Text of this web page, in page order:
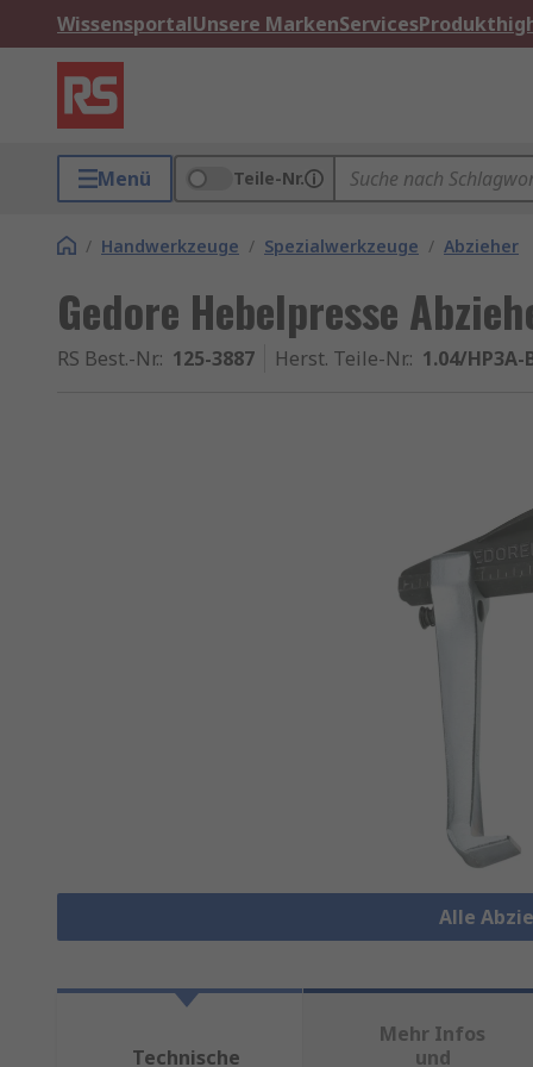
WissensportalUnsere MarkenServices
Menü Teile-Nr.
/ Handwerkzeuge / Spezialwerkzeuge / Abzieher
Gedore Hebelpresse
RS Best.-Nr.: 125-3887 Herst. Teile-Nr.: 1.04/HP3A-
Alle
Technische
Mehr Infos
und